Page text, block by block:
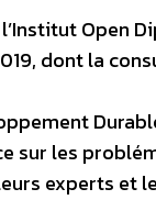
Open
dont la
sur les
experts et